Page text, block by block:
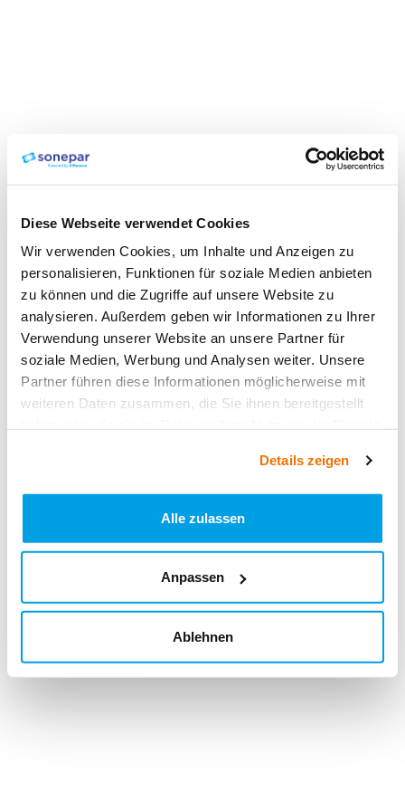
Diese Webseite verwendet Cookies
Wir verwenden Cookies, um Inhalte und Anzeigen zu
personalisieren, Funktionen für soziale Medien anbieten
zu können und die Zugriffe auf unsere Website zu
analysieren. Außerdem geben wir Informationen zu Ihrer
Verwendung unserer Website an unsere Partner für
soziale Medien, Werbung und Analysen weiter. Unsere
Partner führen diese Informationen möglicherweise mit
weiteren Daten zusammen, die Sie ihnen bereitgestellt
Details zeigen
Alle zulassen
Anpassen
Ablehnen